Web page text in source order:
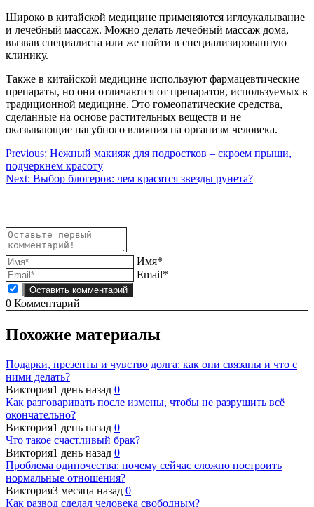
Широко в китайской медицине применяются иглоукалывание
и лечебный массаж. Можно делать лечебный массаж дома,
вызвав специалиста или же пойти в специализированную
клинику.
Также в китайской медицине используют фармацевтические
препараты, но они отличаются от препаратов, используемых в
традиционной медицине. Это гомеопатические средства,
сделанные на основе растительных веществ и не
оказывающие пагубного влияния на организм человека.
Навигация
по
Previous: Нежный макияж для подростков – скроем прыщи,
подчеркнем красоту
Next: Выбор блогеров: чем красятся звезды рунета?
Имя*
Email*
0 Комментарий
Похожие материалы
Подарки, презенты и чувство долга: как они связаны и что с
ними делать?
Виктория1 день назад 0
Как разговаривать после измены, чтобы не разрушить всё
окончательно?
Виктория1 день назад 0
Что такое счастливый брак?
Виктория1 день назад 0
Проблема одиночества: почему сейчас сложно построить
нормальные отношения?
Виктория3 месяца назад 0
Как развод сделал человека свободным?